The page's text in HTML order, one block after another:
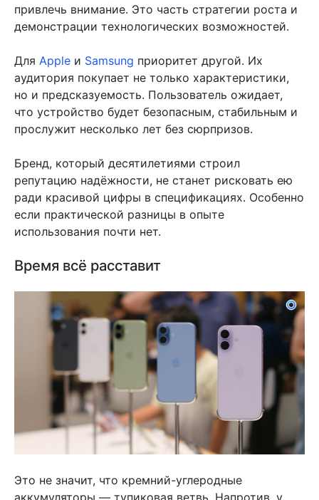
привлечь внимание. Это часть стратегии роста и
демонстрации технологических возможностей.
Для Apple и Samsung приоритет другой. Их
аудитория покупает не только характеристики,
но и предсказуемость. Пользователь ожидает,
что устройство будет безопасным, стабильным и
прослужит несколько лет без сюрпризов.
Бренд, который десятилетиями строил
репутацию надёжности, не станет рисковать ею
ради красивой цифры в спецификациях. Особенно
если практической разницы в опыте
использования почти нет.
Время всё расставит
Это не значит, что кремний-углеродные